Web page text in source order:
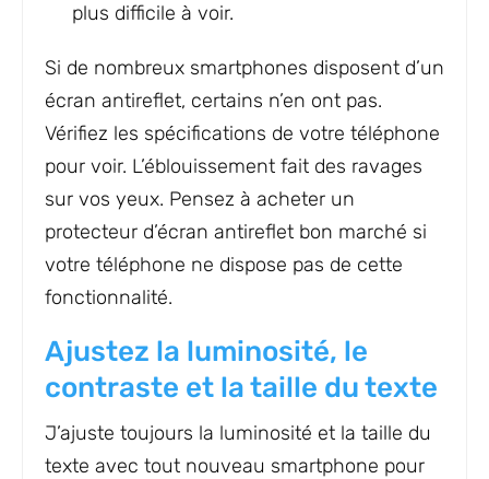
plus difficile à voir.
Si de nombreux smartphones disposent d’un
écran antireflet, certains n’en ont pas.
Vérifiez les spécifications de votre téléphone
pour voir. L’éblouissement fait des ravages
sur vos yeux. Pensez à acheter un
protecteur d’écran antireflet bon marché si
votre téléphone ne dispose pas de cette
fonctionnalité.
Ajustez la luminosité, le
contraste et la taille du texte
J’ajuste toujours la luminosité et la taille du
texte avec tout nouveau smartphone pour